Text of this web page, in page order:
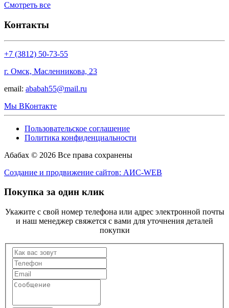
Смотреть все
Контакты
+7 (3812) 50-73-55
г. Омск, Масленникова, 23
email: ababah55@mail.ru
Мы ВКонтакте
Пользовательское соглашение
Политика конфиденциальности
Абабах © 2026 Все права сохранены
Создание и продвижение сайтов: АИС-WEB
Покупка за один клик
Укажите с свой номер телефона или адрес электронной почты
и наш менеджер свяжется с вами для уточнения деталей
покупки